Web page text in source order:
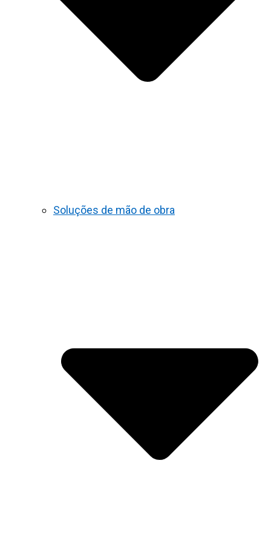
Soluções de mão de obra